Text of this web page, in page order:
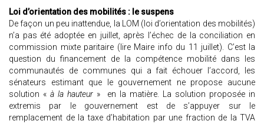
Loi d’orientation des mobilités : le suspens
De façon un peu inattendue, la LOM (loi d’orientation des mobilités)
n’a pas été adoptée en juillet, après l’échec de la conciliation en
commission mixte paritaire (lire Maire info du 11 juillet). C’est la
question du financement de la compétence mobilité dans les
communautés de communes qui a fait échouer l’accord, les
sénateurs estimant que le gouvernement ne propose aucune
solution « à la hauteur » en la matière. La solution proposée in
extremis par le gouvernement est de s’appuyer sur le
remplacement de la taxe d’habitation par une fraction de la TVA